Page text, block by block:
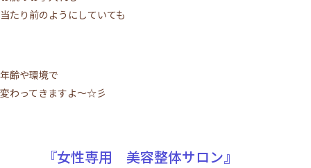
当たり前のようにしていても
年齢や環境で
変わってきますよ～☆彡
『女性専用 美容整体サロン』